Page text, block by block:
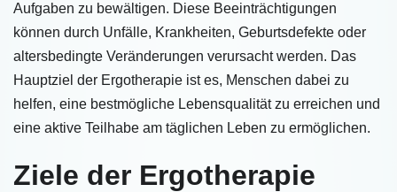
Aufgaben zu bewältigen. Diese Beeinträchtigungen
können durch Unfälle, Krankheiten, Geburtsdefekte oder
altersbedingte Veränderungen verursacht werden. Das
Hauptziel der Ergotherapie ist es, Menschen dabei zu
helfen, eine bestmögliche Lebensqualität zu erreichen und
eine aktive Teilhabe am täglichen Leben zu ermöglichen.
Ziele der Ergotherapie